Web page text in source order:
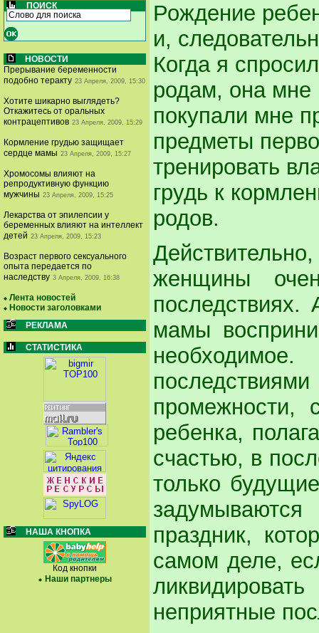
ПОИСК
НОВОСТИ
Прерывание беременности
подобно теракту 23 Апреля, 2009, 15:30
Хотите шикарно выглядеть?
Откажитесь от оральных
контрацептивов 23 Апреля, 2009, 15:29
Кормление грудью защищает
сердце мамы 23 Апреля, 2009, 15:27
Хромосомы влияют на
репродуктивную функцию
мужчины 23 Апреля, 2009, 15:25
Лекарства от эпилепсии у
беременных влияют на интеллект
детей 23 Апреля, 2009, 15:23
Возраст первого сексуального
опыта передается по
наследству 3 Апреля, 2009, 16:38
Лента новостей
Новости заголовками
РЕКЛАМА
СТАТИСТИКА
НАША КНОПКА
Код кнопки
Наши партнеры
Рождение
и,
Когда я
родам, она мне
покупали мне
предметы
тренировать
грудь к
родов.
женщины
мамы
промежности,
ребенка,
счастью, в
только
праздник,
самом деле,
неприятные